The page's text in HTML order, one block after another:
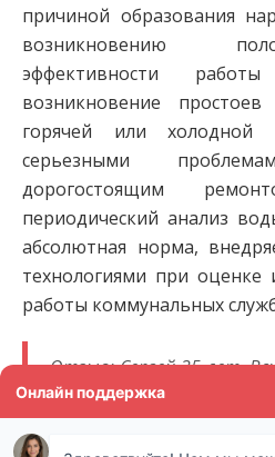
причиной образования
возникновению
эффективности
возникновение
горячей или холодной
серьезными
дорогостоящим
периодический анализ
абсолютная норма,
технологиями при оценке
работы коммунальных
Отзыв: Сергей 35 лет.
на озере. Но тут
него пропала. Мы